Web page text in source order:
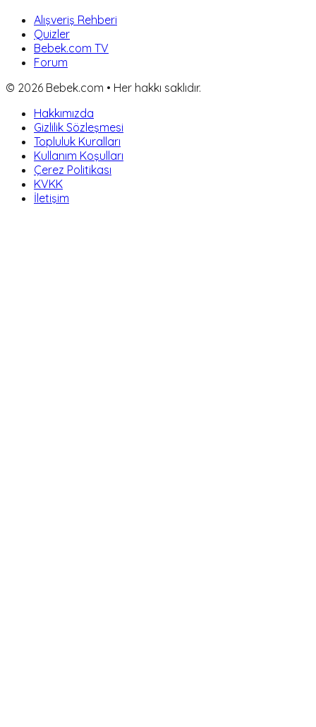
Alışveriş Rehberi
Quizler
Bebek.com TV
Forum
© 2026 Bebek.com • Her hakkı saklıdır.
Hakkımızda
Gizlilik Sözleşmesi
Topluluk Kuralları
Kullanım Koşulları
Çerez Politikası
KVKK
İletişim